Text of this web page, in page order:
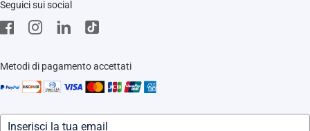
Stores
Informazioni legali
Assistenza Motori Apricancello
EZVIZ Green
EZVIZ CSR
Eventi
Seguici sui social
Metodi di pagamento accettati